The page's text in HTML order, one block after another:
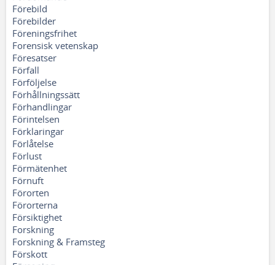
Förebild
Förebilder
Föreningsfrihet
Forensisk vetenskap
Föresatser
Förfall
Förföljelse
Förhållningssätt
Förhandlingar
Förintelsen
Förklaringar
Förlåtelse
Förlust
Förmätenhet
Förnuft
Förorten
Förorterna
Försiktighet
Forskning
Forskning & Framsteg
Förskott